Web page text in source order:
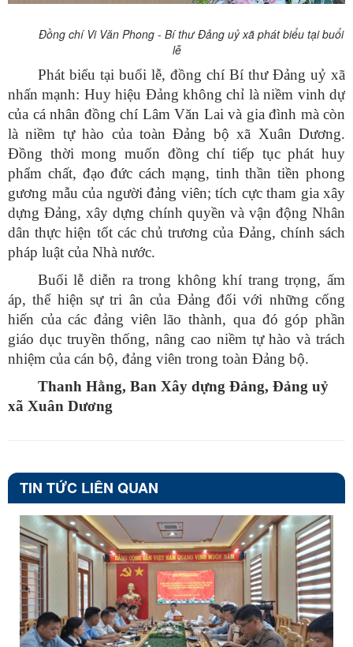
Đồng chí Vi Văn Phong - Bí thư Đảng uỷ xã phát biểu tại buổi
lễ
Phát biểu tại buổi lễ, đồng chí Bí thư Đảng uỷ xã
nhấn mạnh: Huy hiệu Đảng không chỉ là niềm vinh dự
của cá nhân đồng chí Lâm Văn Lai và gia đình mà còn
là niềm tự hào của toàn Đảng bộ xã Xuân Dương.
Đồng thời mong muốn đồng chí tiếp tục phát huy
phẩm chất, đạo đức cách mạng, tinh thần tiền phong
gương mẫu của người đảng viên; tích cực tham gia xây
dựng Đảng, xây dựng chính quyền và vận động Nhân
dân thực hiện tốt các chủ trương của Đảng, chính sách
pháp luật của Nhà nước.
Buổi lễ diễn ra trong không khí trang trọng, ấm
áp, thể hiện sự tri ân của Đảng đối với những cống
hiến của các đảng viên lão thành, qua đó góp phần
giáo dục truyền thống, nâng cao niềm tự hào và trách
nhiệm của cán bộ, đảng viên trong toàn Đảng bộ.
Thanh Hằng, Ban Xây dựng Đảng, Đảng uỷ
xã Xuân Dương
TIN TỨC LIÊN QUAN